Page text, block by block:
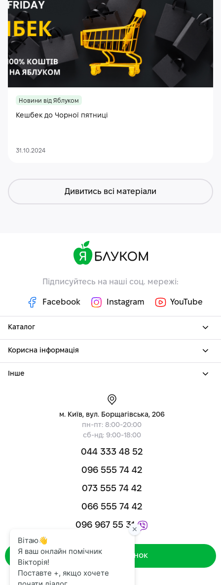
Новини від Яблуком
Кешбек до Чорної пятниці
31.10.2024
Дивитись всі матеріали
Підписуйтесь на наші соц. мережі:
Facebook Instagram YouTube
Каталог
Корисна інформація
Інше
м. Київ, вул. Борщагівська, 206
пн-пт: 8:00-20:00
сб-нд: 9:00-18:00
044 333 48 52
096 555 74 42
073 555 74 42
066 555 74 42
096 967 55 31
Зворотний дзвінок